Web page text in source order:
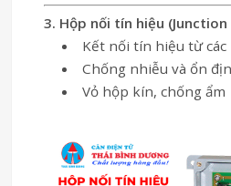
3. Hộp nối tín hiệu (Junction
Kết nối tín hiệu từ các
Chống nhiễu và ổn
Vỏ hộp kín, chống ẩm